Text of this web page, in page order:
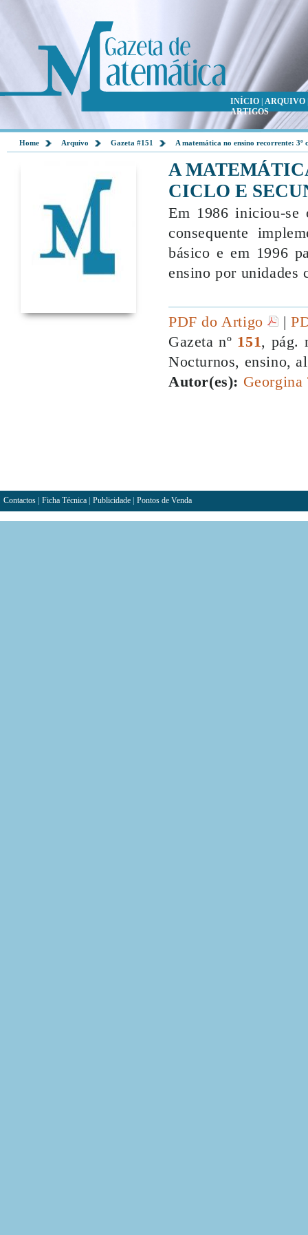
INÍCIO ARQUIVO
ARTIGOS
Home Arquivo Gazeta #151 A matemática no ensino recorrente: 3º
A
CICLO E
Em 1986 iniciou-se
consequente
básico e em 1996
ensino por unidades
PDF do Artigo |
Gazeta nº 151, pág.
Nocturnos, ensino,
Autor(es): Georgina
Contactos Ficha Técnica Publicidade Pontos de Venda